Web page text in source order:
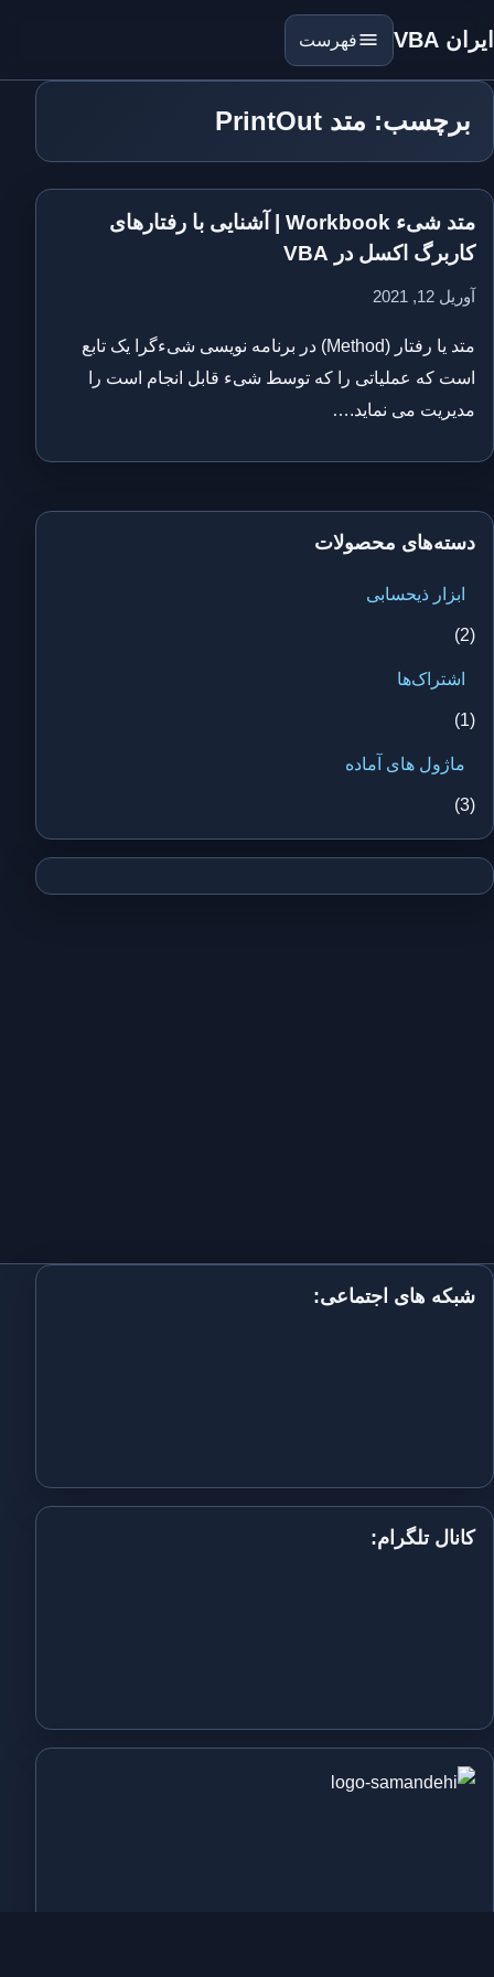
ایران VBA فهرست
برچسب: متد PrintOut
متد شیء Workbook | آشنایی با رفتارهای
کاربرگ اکسل در VBA
آوریل 12, 2021
متد یا رفتار (Method) در برنامه نویسی شیءگرا یک تابع
است که عملیاتی را که توسط شیء قابل انجام است را
مدیریت می نماید.…
دسته‌های محصولات
ابزار ذیحسابی
(2)
اشتراک‌ها
(1)
ماژول های آماده
(3)
شبکه های اجتماعی:
کانال تلگرام: